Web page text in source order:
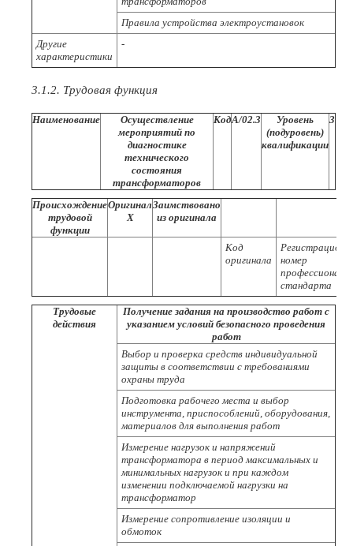
Правила устройства электроустановок
Другие
характеристики
-
3.1.2. Трудовая функция
Наименование
Осуществление
мероприятий по
диагностике
технического
состояния
трансформаторов
КодА/02.3
Уровень
(подуровень)
квалификации
3
Происхождение
трудовой
функции
Оригинал
X
Заимствовано
из оригинала
Код
оригинала
номер
стандарта
Трудовые
действия
Получение задания на производство работ с
указанием условий безопасного проведения
работ
Выбор и проверка средств индивидуальной
защиты в соответствии с требованиями
охраны труда
Подготовка рабочего места и выбор
инструмента, приспособлений, оборудования,
материалов для выполнения работ
Измерение нагрузок и напряжений
трансформатора в период максимальных и
минимальных нагрузок и при каждом
изменении подключаемой нагрузки на
трансформатор
Измерение сопротивление изоляции и
обмоток